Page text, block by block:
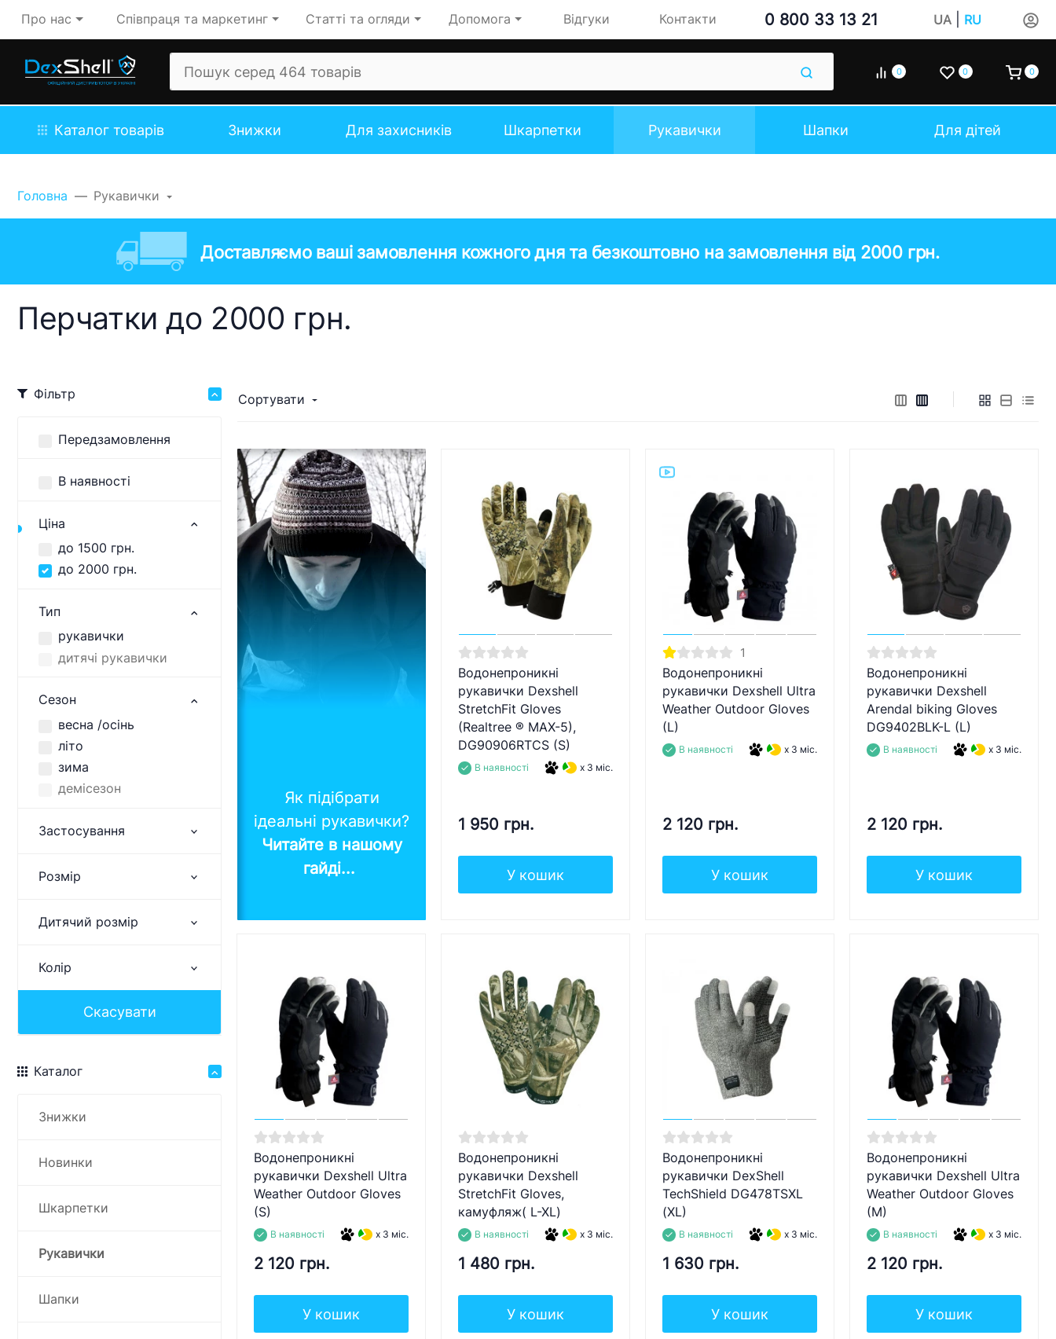
Про нас Співпраця та маркетинг Статті та огляди Допомога Відгуки Контакти 0 800 33 13 21 UA| RU
0 0 0
Каталог товарів Знижки Для захисників Шкарпетки Рукавички Шапки Для дітей
Головна Рукавички
Доставляємо ваші замовлення кожного дня та безкоштовно на замовлення від 2000 грн.
Перчатки до 2000 грн.
Фільтр
Передзамовлення
В наявності
Ціна
до 1500 грн.
до 2000 грн.
Тип
рукавички
дитячі рукавички
Сезон
весна /осінь
літо
зима
демісезон
Застосування
Розмір
Дитячий розмір
Колір
Скасувати
Каталог
Знижки
Новинки
Шкарпетки
Рукавички
Шапки
Сортувати
Як підібрати
ідеальні рукавички?
Читайте в нашому
гайді...
Водонепроникні
рукавички Dexshell
StretchFit Gloves
(Realtree ® MAX-5),
DG90906RTCS (S)
В наявності x 3 міс.
1 950 грн.
У кошик
1
Водонепроникні
рукавички Dexshell Ultra
Weather Outdoor Gloves
(L)
В наявності x 3 міс.
2 120 грн.
У кошик
Водонепроникні
рукавички Dexshell
Arendal biking Gloves
DG9402BLK-L (L)
В наявності x 3 міс.
2 120 грн.
У кошик
Водонепроникні
рукавички Dexshell Ultra
Weather Outdoor Gloves
(S)
В наявності x 3 міс.
2 120 грн.
У кошик
Водонепроникні
рукавички Dexshell
StretchFit Gloves,
камуфляж( L-XL)
В наявності x 3 міс.
1 480 грн.
У кошик
Водонепроникні
рукавички DexShell
TechShield DG478TSXL
(XL)
В наявності x 3 міс.
1 630 грн.
У кошик
Водонепроникні
рукавички Dexshell Ultra
Weather Outdoor Gloves
(M)
В наявності x 3 міс.
2 120 грн.
У кошик